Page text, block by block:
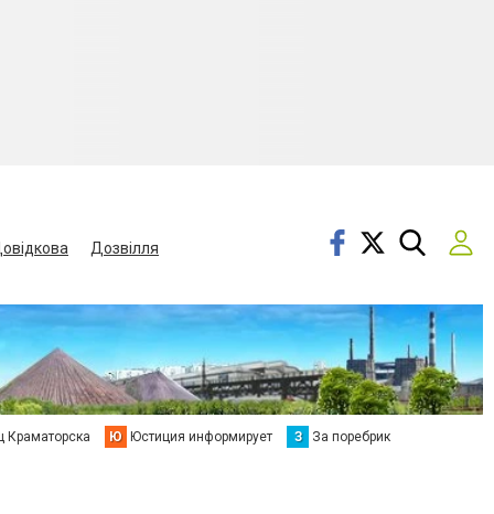
Дозвілля
Краматорска Ю Юстиция информирует З За поребрик